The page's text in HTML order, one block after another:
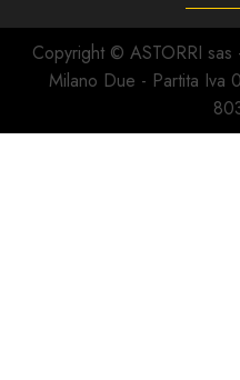
Copyright © ASTORRI sas
Milano Due - Partita Iva